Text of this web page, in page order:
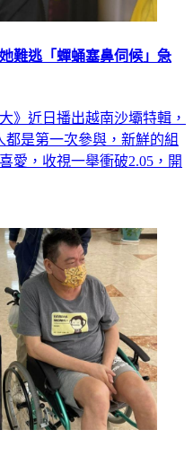
難逃「蟬蛹塞鼻伺候」急
》近日播出越南沙壩特輯，
是第一次參與，新鮮的組
愛，收視一舉衝破2.05，開